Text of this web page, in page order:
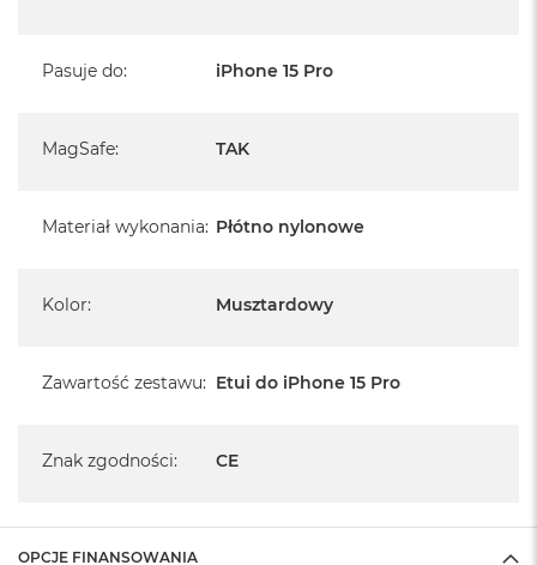
umożliwiają podpięcie / przenoszenie telefonu za
*MagSafe jest zastrzeżonym znakiem towarowym firmy Apple,
Pasuje do: iPhone 15 Pro
MagSafe: TAK
Materiał wykonania: Płótno nylonowe
Kolor: Musztardowy
Zawartość zestawu: Etui do iPhone 15 Pro
Znak zgodności: CE
OPCJE FINANSOWANIA